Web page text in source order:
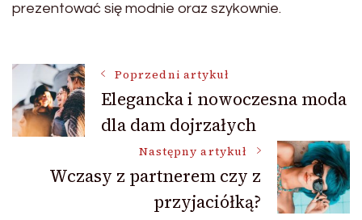
prezentować się modnie oraz szykownie.
Nawigacja
wpisu
Poprzedni artykuł
Elegancka i nowoczesna moda
dla dam dojrzałych
Następny artykuł
Wczasy z partnerem czy z
przyjaciółką?